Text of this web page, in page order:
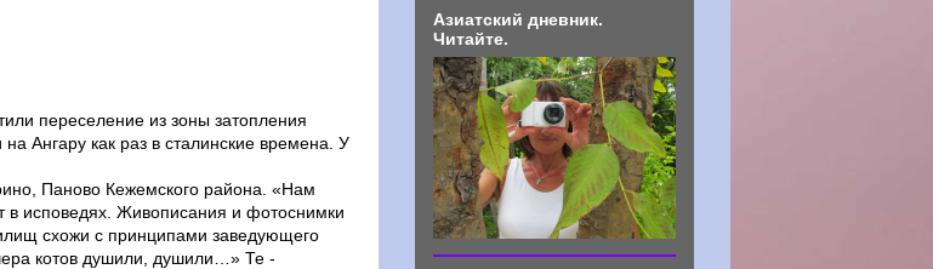
переселение из зоны затопления
Ангару как раз в сталинские времена. У
Паново Кежемского района. «Нам
в исповедях. Живописания и фотоснимки
схожи с принципами заведующего
котов душили, душили…» Те -
Азиатский дневник.
Читайте.